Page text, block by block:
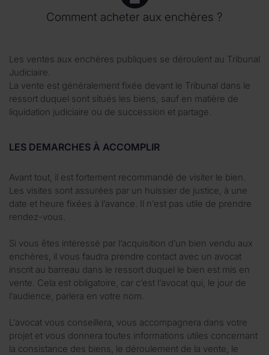
Comment acheter aux enchères ?
Les ventes aux enchères publiques se déroulent au Tribunal
Judiciaire.
La vente est généralement fixée devant le Tribunal dans le
ressort duquel sont situés les biens, sauf en matière de
liquidation judiciaire ou de succession et partage.
LES DEMARCHES À ACCOMPLIR
Avant tout, il est fortement recommandé de visiter le bien.
Les visites sont assurées par un huissier de justice, à une
date et heure fixées à l’avance. Il n’est pas utile de prendre
rendez-vous.
Si vous êtes intéressé par l’acquisition d’un bien vendu aux
enchères, il vous faudra prendre contact avec un avocat
inscrit au barreau dans le ressort duquel le bien est mis en
vente. Cela est obligatoire, car c’est l’avocat qui, le jour de
l’audience, parlera en votre nom.
L’avocat vous conseillera, vous accompagnera dans votre
projet et vous donnera toutes informations utiles concernant
la consistance des biens, le déroulement de la vente, le